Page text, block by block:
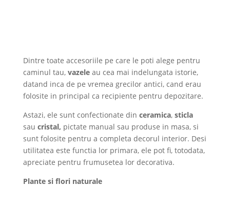
Dintre toate accesoriile pe care le poti alege pentru
caminul tau, vazeleau cea mai indelungata istorie,
datand inca de pe vremea grecilor antici, cand erau
folosite in principal ca recipiente pentru depozitare.
Astazi, ele sunt confectionate din ceramica, sticla
sau cristal, pictate manual sau produse in masa, si
sunt folosite pentru a completa decorul interior. Desi
utilitatea este functia lor primara, ele pot fi, totodata,
apreciate pentru frumusetea lor decorativa.
Plante si flori naturale